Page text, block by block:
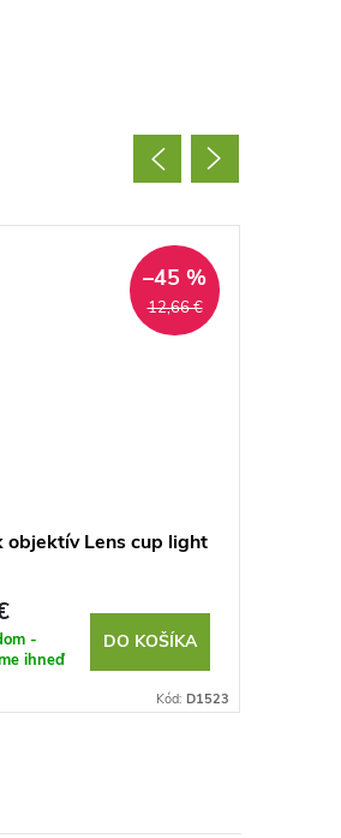
12,66 €
–45 %
objektív Lens cup light
-
ihneď
DO KOŠÍKA
Kód: D1523